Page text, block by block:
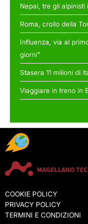
Nepal, tre gli alpinisti
Roma, crollo della
Influenza, via al
giorni"
Stasera 11 milioni di
Viaggiare in treno in
COOKIE POLICY
PRIVACY POLICY
TERMINI E CONDIZIONI